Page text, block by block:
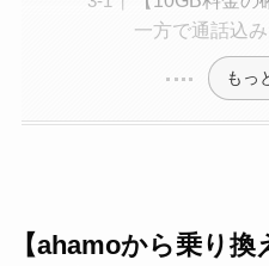
一方で通話込
もっ
【ahamoから乗り換